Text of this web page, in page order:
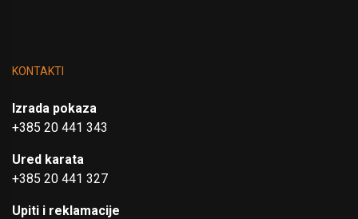
KONTAKTI
Izrada pokaza
+385 20 441 343
Ured karata
+385 20 441 327
Upiti i reklamacije